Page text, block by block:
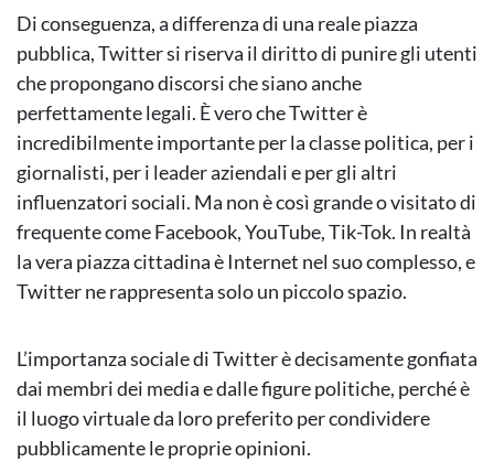
Di conseguenza, a differenza di una reale piazza
pubblica, Twitter si riserva il diritto di punire gli utenti
che propongano discorsi che siano anche
perfettamente legali. È vero che Twitter è
incredibilmente importante per la classe politica, per i
giornalisti, per i leader aziendali e per gli altri
influenzatori sociali. Ma non è così grande o visitato di
frequente come Facebook, YouTube, Tik-Tok. In realtà
la vera piazza cittadina è Internet nel suo complesso, e
Twitter ne rappresenta solo un piccolo spazio.
L’importanza sociale di Twitter è decisamente gonfiata
dai membri dei media e dalle figure politiche, perché è
il luogo virtuale da loro preferito per condividere
pubblicamente le proprie opinioni.